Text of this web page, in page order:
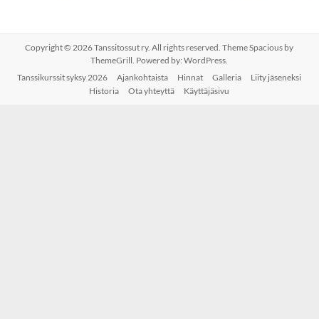
Copyright © 2026Tanssitossut ry. All rights reserved. ThemeSpacious by
ThemeGrill. Powered by:WordPress
Tanssikurssit syksy 2026
Ajankohtaista Hinnat Galleria
Liity jäseneksi
Historia
Ota yhteyttä Käyttäjäsivu